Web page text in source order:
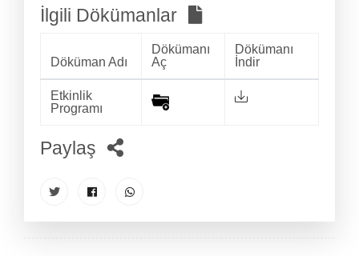
İlgili Dökümanlar
Döküman Adı
Dökümanı
Aç
Dökümanı
İndir
Etkinlik
Programı
Paylaş